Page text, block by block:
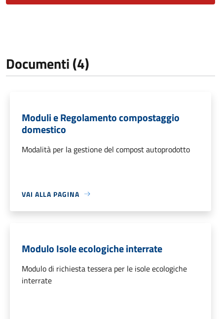
Documenti (4)
Moduli e Regolamento compostaggio
domestico
Modalità per la gestione del compost autoprodotto
VAI ALLA PAGINA
Modulo Isole ecologiche interrate
Modulo di richiesta tessera per le isole ecologiche
interrate